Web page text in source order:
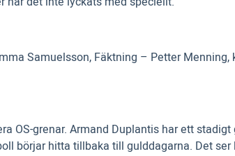
Samuelsson, Fäktning – Petter
OS-grenar. Armand Duplantis har ett
börjar hitta tillbaka till gulddagarna. Det